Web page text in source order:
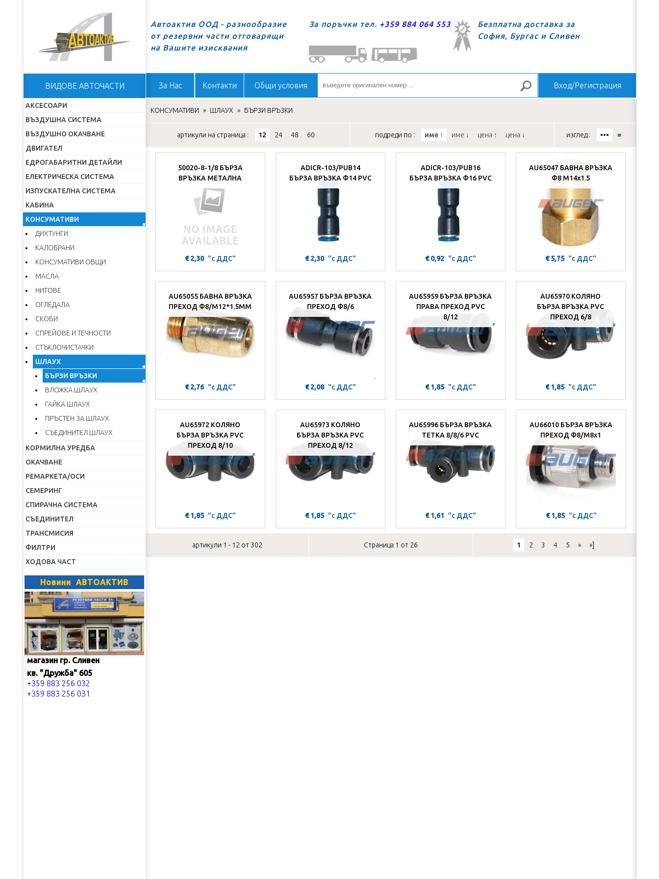
Начало
ВИДОВЕ АВТОЧАСТИ
Автоактив ООД - разнообразие
от резервни части отговарящи
на Вашите изисквания
За поръчки тел. +359 884 064 553
Безплатна доставка за
София, Бургас и Сливен
За Нас Контакти Общи условия Търсене
Вход/Регистрация
АКСЕСОАРИ
ВЪЗДУШНА СИСТЕМА
ВЪЗДУШНО ОКАЧВАНЕ
ДВИГАТЕЛ
ЕДРОГАБАРИТНИ ДЕТАЙЛИ
ЕЛЕКТРИЧЕСКА СИСТЕМА
ИЗПУСКАТЕЛНА СИСТЕМА
КАБИНА
КОНСУМАТИВИ
ДИХТУНГИ
КАЛОБРАНИ
КОНСУМАТИВИ ОБЩИ
МАСЛА
НИТОВЕ
ОГЛЕДАЛА
СКОБИ
СПРЕЙОВЕ И ТЕЧНОСТИ
СТЪКЛОЧИСТАЧКИ
ШЛАУХ
БЪРЗИ ВРЪЗКИ
ВЛОЖКА ШЛАУХ
ГАЙКА ШЛАУХ
ПРЪСТЕН ЗА ШЛАУХ
СЪЕДИНИТЕЛ ШЛАУХ
КОРМИЛНА УРЕДБА
ОКАЧВАНЕ
РЕМАРКЕТА/ОСИ
СЕМЕРИНГ
СПИРАЧНА СИСТЕМА
СЪЕДИНИТЕЛ
ТРАНСМИСИЯ
ФИЛТРИ
ХОДОВА ЧАСТ
Новини АВТОАКТИВ
магазин гр. Сливен
кв. "Дружба" 605
+359 883 256 032
+359 883 256 031
КОНСУМАТИВИ » ШЛАУХ » БЪРЗИ ВРЪЗКИ
артикули на страница : 12 24 48 60 подреди по : име ↑ име ↓ цена ↑ цена ↓ изглед : ••• ≡
50020-8-1/8 БЪРЗА
ВРЪЗКА МЕТАЛНА
€ 2,30 "с ДДС"
ADICR-103/PUB14
БЪРЗА ВРЪЗКА Ф14 PVC
€ 2,30 "с ДДС"
ADICR-103/PUB16
БЪРЗА ВРЪЗКА Ф16 PVC
€ 0,92 "с ДДС"
AU65047 БАВНА ВРЪЗКА
Ф8 М14x1.5
€ 5,75 "с ДДС"
AU65055 БАВНА ВРЪЗКА
ПРЕХОД Ф8/М12*1.5MM
€ 2,76 "с ДДС"
AU65957 БЪРЗА ВРЪЗКА
ПРЕХОД Ф8/6
€ 2,08 "с ДДС"
AU65959 БЪРЗА ВРЪЗКА
ПРАВА ПРЕХОД PVC
8/12
€ 1,85 "с ДДС"
AU65970 КОЛЯНО
БЪРЗА ВРЪЗКА PVC
ПРЕХОД 6/8
€ 1,85 "с ДДС"
AU65972 КОЛЯНО
БЪРЗА ВРЪЗКА PVC
ПРЕХОД 8/10
€ 1,85 "с ДДС"
AU65973 КОЛЯНО
БЪРЗА ВРЪЗКА PVC
ПРЕХОД 8/12
€ 1,85 "с ДДС"
AU65996 БЪРЗА ВРЪЗКА
TETKA 8/8/6 PVC
€ 1,61 "с ДДС"
AU66010 БЪРЗА ВРЪЗКА
ПРЕХОД Ф8/M8x1
€ 1,85 "с ДДС"
артикули 1 - 12 от 302 Страница 1 от 26 1 2 3 4 5 » »]